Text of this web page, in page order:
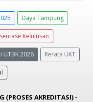
Daya Tampung
Kelulusan
UTBK 2026 Rerata UKT
(PROSES AKREDITASI) -